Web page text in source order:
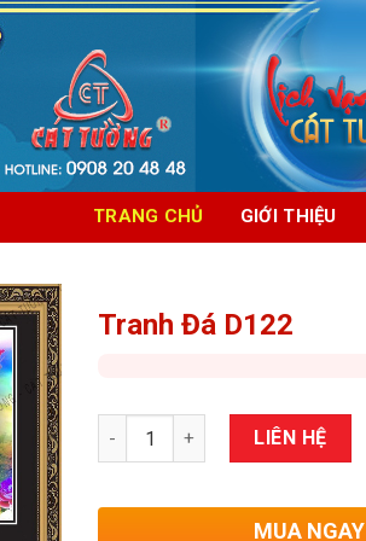
TRANG CHỦ GIỚI THIỆU
Tranh Đá D122
Số lượng LIÊN HỆ
MUA NGAY